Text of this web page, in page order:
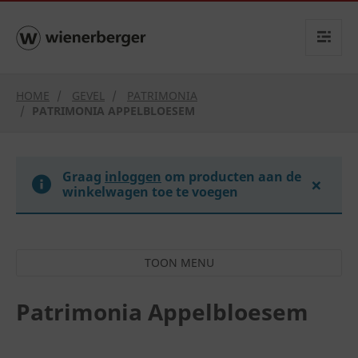
text.skipToContent
text.skipToNavigation
HOME GEVEL
PATRIMONIA
PATRIMONIA APPELBLOESEM
Graag inloggen om producten aan de
winkelwagen toe te voegen
×
Patrimonia Appelbloesem